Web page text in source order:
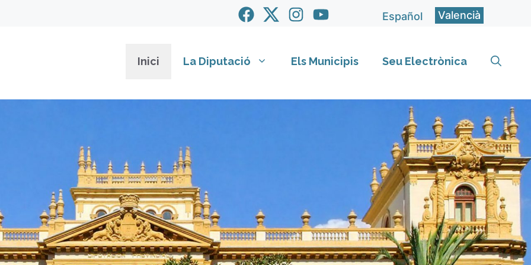
Español Valencià
Inici La Diputació Els Municipis Seu Electrònica